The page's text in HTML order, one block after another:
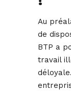
Au
de
BTP a
travail